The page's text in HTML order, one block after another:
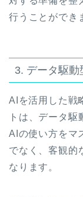
行うことができ
3. データ駆動
AIを活用した戦
トは、データ
AIの使い方をマ
でなく、客観的
なります。